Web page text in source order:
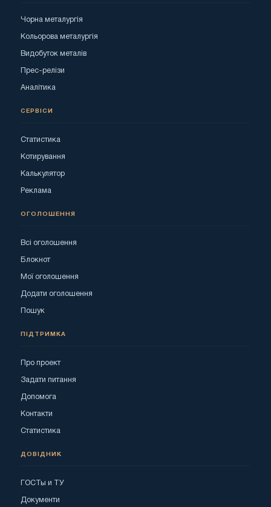
Чорна металургія
Кольорова металургія
Видобуток металів
Прес-релізи
Аналітика
СЕРВІСИ
Статистика
Котирування
Калькулятор
Реклама
ОГОЛОШЕННЯ
Всі оголошення
Блокнот
Мої оголошення
Додати оголошення
Пошук
ПІДТРИМКА
Про проект
Задати питання
Допомога
Контакти
Статистика
ДОВІДНИК
ГОСТы и ТУ
Документи